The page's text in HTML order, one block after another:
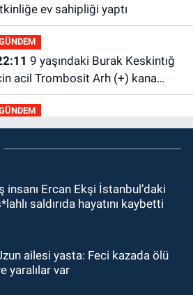
ev sahipliği yaptı
acil Trombosit Arh (+) kana
var
Yoldan çıktı karşı şeride
fırladı: Çok sayıda yaralı var
Ercüment Ünal'dan acık
haber geldi: Ameliyata dayanamadı
Yönetim kulübü önce borç
insanı Ercan Ekşi İstanbul’daki
saldırıda hayatını kaybetti
ailesi yasta: Feci kazada ölü
yaralılar var